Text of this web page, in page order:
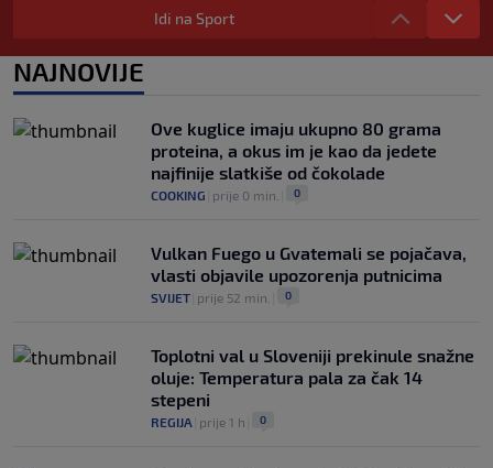
Jedna od najvećih skijašica svih
0
planova: Otkriveno šta je ponudio
Marokancima za podršku
NOGOMET |prije 2 h| 0
Idi na Sport
NAJNOVIJE
Ove kuglice imaju ukupno 80 grama
proteina, a okus im je kao da jedete
najfinije slatkiše od čokolade
COOKING prije 0 min. 0
Vulkan Fuego u Gvatemali se pojačava,
vlasti objavile upozorenja putnicima
SVIJET prije 52 min. 0
Toplotni val u Sloveniji prekinule snažne
oluje: Temperatura pala za čak 14
stepeni
REGIJA prije 1 h 0